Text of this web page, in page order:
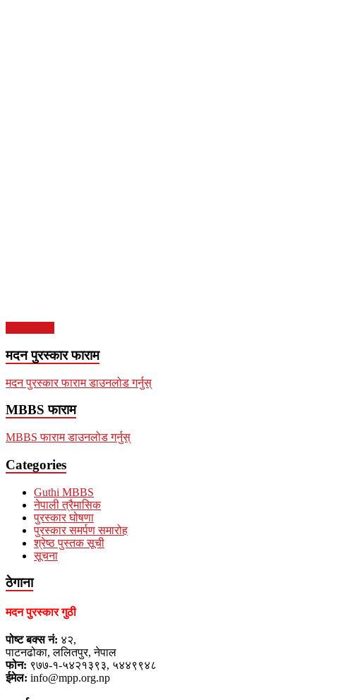
मदन पुरस्कार फाराम
मदन पुरस्कार फाराम डाउनलोड गर्नुस्
MBBS फाराम
MBBS फाराम डाउनलोड गर्नुस्
Categories
Guthi MBBS
नेपाली त्रैमासिक
पुरस्कार घोषणा
पुरस्कार समर्पण समारोह
श्रेष्ठ पुस्तक सूची
सूचना
ठेगाना
मदन पुरस्कार गुठी
पोष्ट बक्स नं: ४२,
पाटनढोका, ललितपुर, नेपाल
फोन: ९७७-१-५४२१३९३, ५४४९९४८
ईमेल: info@mpp.org.np